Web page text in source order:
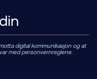
digital kommunikasjon og at
med personvernreglene.